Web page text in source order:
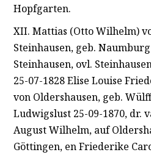
Hopfgarten.
XII. Mattias (Otto Wilhelm)
Steinhausen, geb.
Steinhausen, ovl.
25-07-1828 Elise Louise
von Oldershausen, geb.
Ludwigslust 25-09-1870, dr.
August Wilhelm, auf
Göttingen, en Friederike